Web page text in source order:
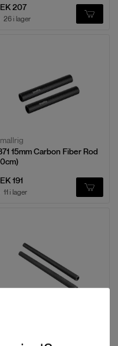
207
26 i lager
15mm Carbon Fiber Rod
191
11 i lager